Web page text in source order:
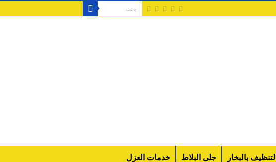
التنظيف بالبخار جلى البلاط خدمات العزل